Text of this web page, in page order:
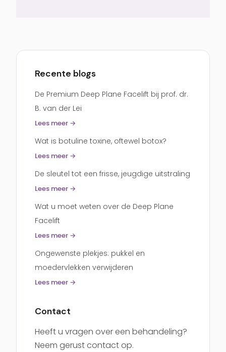
Recente blogs
De Premium Deep Plane Facelift bij prof. dr.
B. van der Lei
Lees meer →
Wat is botuline toxine, oftewel botox?
Lees meer →
De sleutel tot een frisse, jeugdige uitstraling
Lees meer →
Wat u moet weten over de Deep Plane
Facelift
Lees meer →
Ongewenste plekjes: pukkel en
moedervlekken verwijderen
Lees meer →
Contact
Heeft u vragen over een behandeling?
Neem gerust contact op.